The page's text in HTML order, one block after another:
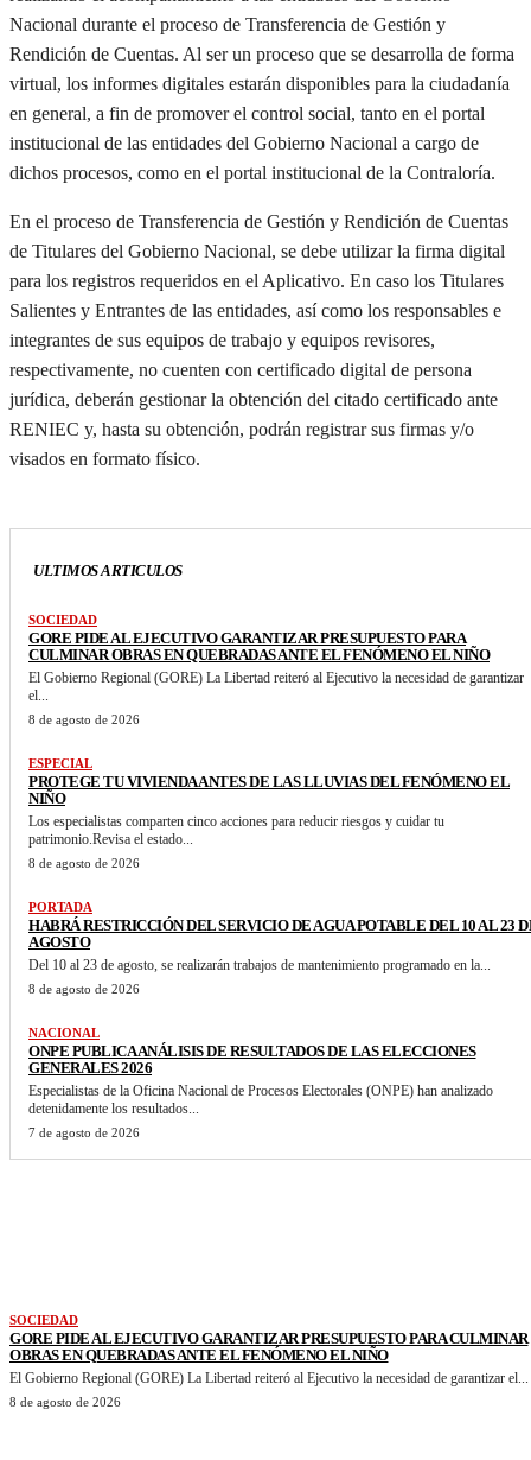
Nacional durante el proceso de Transferencia de Gestión y
Rendición de Cuentas. Al serun proceso que se desarrolla de forma
virtual, los informes digitales estarán disponibles para la ciudadanía
en general, a fin de promover el control social, tanto en el portal
institucional de las entidades del Gobierno Nacional a cargo de
dichos procesos, como en el portal institucional de la Contraloría.
En el proceso de Transferencia de Gestión y Rendición de Cuentas
de Titulares del Gobierno Nacional, se debe utilizarla firma digital
para los registros requeridos en el Aplicativo. En caso los Titulares
Salientes y Entrantes de las entidades, asícomo los responsables e
integrantes de sus equipos de trabajo y equipos revisores,
respectivamente, no cuenten con certificado digital de persona
jurídica, deberán gestionar la obtención del citado certificado ante
RENIEC y, hasta su obtención, podrán registrar sus firmas y/o
visados en formato físico.
ULTIMOS ARTICULOS
SOCIEDAD
GORE PIDE AL EJECUTIVO GARANTIZAR PRESUPUESTO PARA
CULMINAR OBRAS EN QUEBRADAS ANTE EL FENÓMENO EL NIÑO
El Gobierno Regional (GORE) La Libertad reiteró al Ejecutivo la necesidad de garantizar
el...
8 de agosto de 2026
ESPECIAL
PROTEGE TU VIVIENDA ANTES DE LAS LLUVIAS DEL FENÓMENO EL
NIÑO
Los especialistas comparten cinco acciones para reducir riesgos y cuidar tu
patrimonio.Revisa el estado...
8 de agosto de 2026
PORTADA
HABRÁ RESTRICCIÓN DEL SERVICIO DE AGUA POTABLE DEL 10 AL 23
AGOSTO
Del 10 al 23 de agosto, se realizarán trabajos de mantenimiento programado en la...
8 de agosto de 2026
NACIONAL
ONPE PUBLICA ANÁLISIS DE RESULTADOS DE LAS ELECCIONES
GENERALES 2026
Especialistas de la Oficina Nacional de Procesos Electorales (ONPE) han analizado
detenidamente los resultados...
7 de agosto de 2026
SOCIEDAD
GORE PIDE AL EJECUTIVO GARANTIZAR PRESUPUESTO PARA CULMINAR
OBRAS EN QUEBRADAS ANTE EL FENÓMENO EL NIÑO
El Gobierno Regional (GORE) La Libertad reiteró al Ejecutivo la necesidad de garantizar el...
8 de agosto de 2026